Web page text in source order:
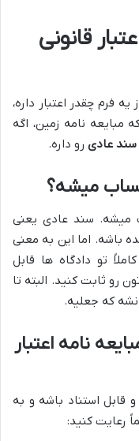
قانونی
فرم چقدر اعتبار داره،
مبایعه نامه زمین، اگه
سند عادی رو داره.
میشه؟
سند عادی یعنی
باشه. اما این به معنی
تو دادگاه ها قابل
رو ثابت کنید. البته تا
که جعلیه.
نامه اعتبار
قابل استناد باشه و به
رعایت کنید: